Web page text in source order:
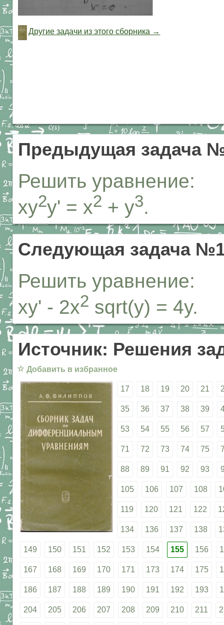
Другие задачи из этого сборника →
Предыдущая задача
Решить уравнение:
xy2y' = x2 + y3.
Следующая задача
Решить уравнение:
xy' - 2x2 sqrt(y) = 4y.
Источник: Решения
☆ Добавить в избранное
17 18 19 20 21
35 36 37 38 39
53 54 55 56 57
71 72 73 74 75
88 89 91 92 93
105 106 107 108
119 120 121 122
134 136 137 138
149 150 151 152 153 154 155 156
167 168 169 170 171 173 174 175
186 187 188 189 190 191 192 193
204 205 206 207 208 209 210 211